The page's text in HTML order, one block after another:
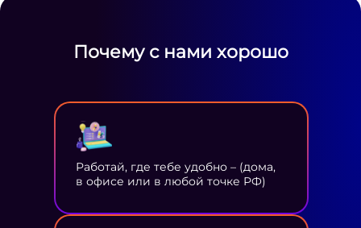
Почему с нами хорошо
Работай, где тебе удобно – (дома,
в офисе или в любой точке РФ)